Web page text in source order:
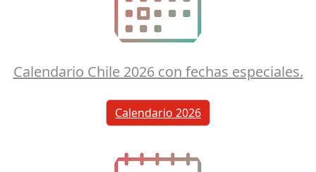
Calendario Chile 2026 con fechas especiales.
Calendario 2026